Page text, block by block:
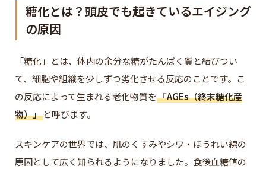
糖化とは？頭皮でも起きているエイジング
の原因
「糖化」とは、体内の余分な糖がたんぱく質と結びつい
て、細胞や組織を少しずつ劣化させる反応のことです。こ
の反応によって生まれる老化物質を「AGEs（終末糖化産
物）」と呼びます。
スキンケアの世界では、肌のくすみやシワ・ほうれい線の
原因として広く知られるようになりました。食後血糖値の